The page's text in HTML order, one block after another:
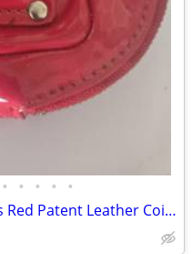
• • • • •
Authenic Marc by Marc Jacobs Red Patent Leather Coin Purse